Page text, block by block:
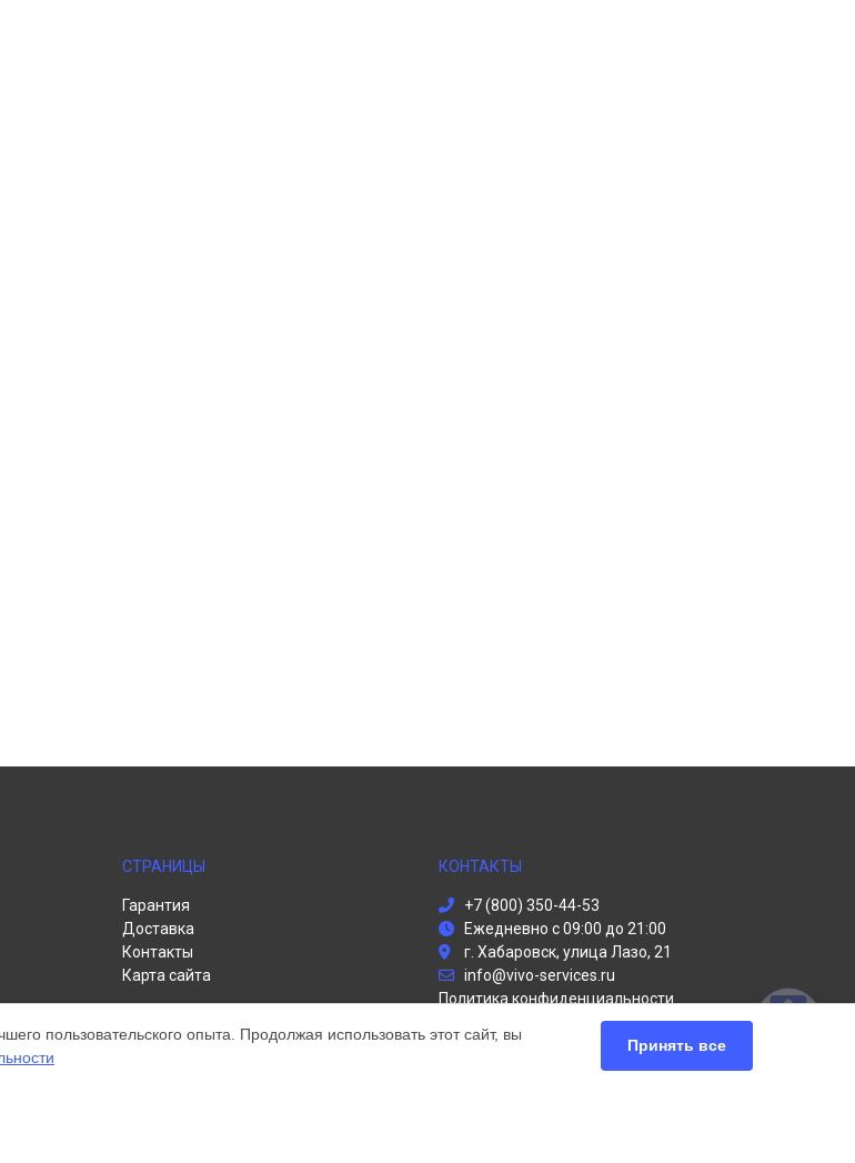
СТРАНИЦЫ
Гарантия
Доставка
Контакты
Карта сайта
КОНТАКТЫ
+7 (800) 350-44-53
Ежедневно с 09:00 до 21:00
г. Хабаровск, улица Лазо, 21
info@vivo-services.ru
Политика конфиденциальности
Способы оплаты
пользовательского опыта. Продолжая использовать этот сайт, вы
Принять все